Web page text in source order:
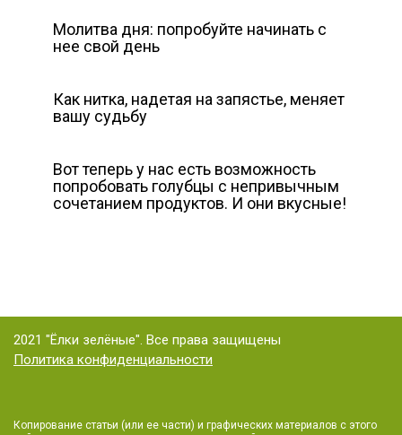
Молитва дня: попробуйте начинать с
нее свой день
Как нитка, надетая на запястье, меняет
вашу судьбу
Вот теперь у нас есть возможность
попробовать голубцы с непривычным
сочетанием продуктов. И они вкусные!
2021 "Ёлки зелёные". Все права защищены
Политика конфиденциальности
Копирование статьи (или ее части) и графических материалов с этого